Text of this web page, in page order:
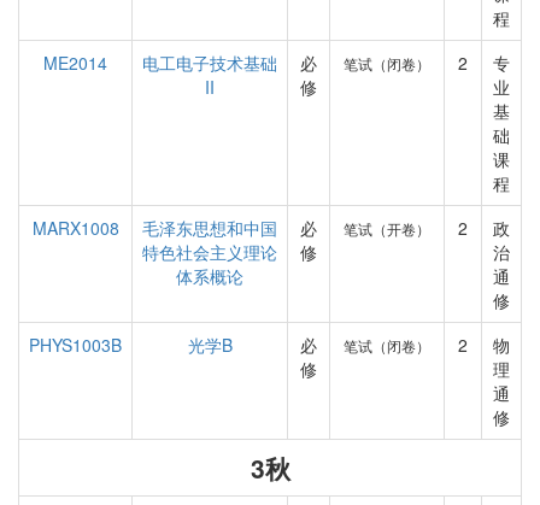
程
ME2014
电工电子技术基础
II
必
修
笔试（闭卷） 2
专
业
基
础
课
程
MARX1008
毛泽东思想和中国
特色社会主义理论
体系概论
必
修
笔试（开卷） 2
政
治
通
修
PHYS1003B
光学B
必
修
笔试（闭卷） 2
物
理
通
修
3秋